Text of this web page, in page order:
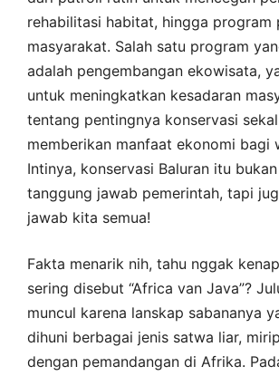
rehabilitasi habitat, hingga program
masyarakat. Salah satu program
adalah pengembangan ekowisata,
untuk meningkatkan kesadaran
tentang pentingnya konservasi
memberikan manfaat ekonomi bagi
Intinya, konservasi Baluran itu
tanggung jawab pemerintah, tapi
jawab kita semua!
Fakta menarik nih, tahu nggak
sering disebut “Africa van Java”?
muncul karena lanskap sabananya
dihuni berbagai jenis satwa liar,
dengan pemandangan di Afrika.